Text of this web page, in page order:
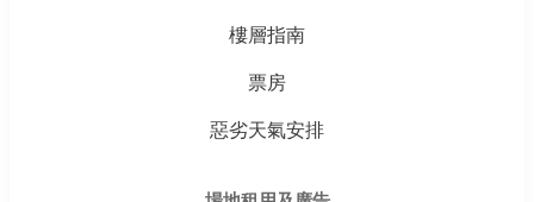
樓層指南
票房
惡劣天氣安排